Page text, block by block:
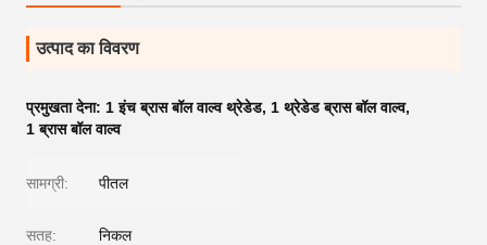
उत्पाद का विवरण
प्रमुखता देना: 1 इंच ब्रास बॉल वाल्व थ्रेडेड, 1 थ्रेडेड ब्रास बॉल वाल्व,
1 ब्रास बॉल वाल्व
सामग्री: पीतल
सतह: निकल